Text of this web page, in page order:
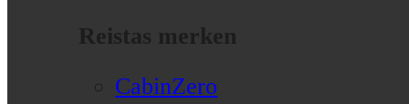
Reistas merken
CabinZero